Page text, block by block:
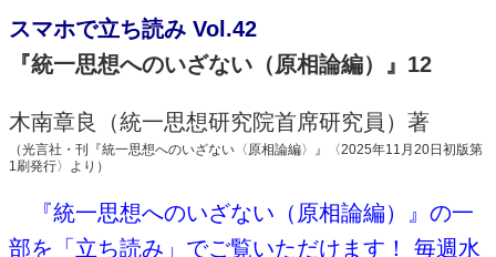
スマホで立ち読み Vol.42
『統一思想へのいざない（原相論編）』12
木南章良（統一思想研究院首席研究員）著
（光言社・刊『統一思想へのいざない〈原相論編〉』〈2025年11 月 20日初版第
1刷発行〉より）
『統一思想へのいざない（原相論編）』 の一
部を「立ち読み」でご覧いただけます！ 毎週水